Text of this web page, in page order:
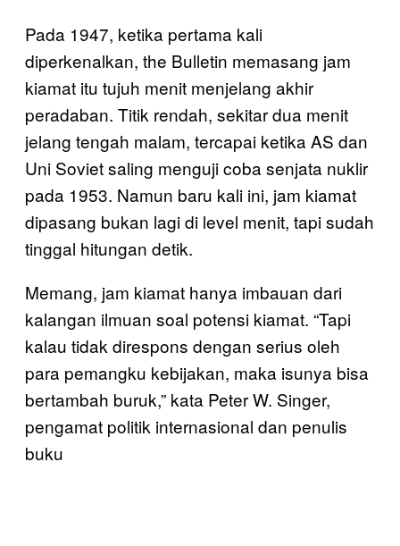
Pada 1947, ketika pertama kali
diperkenalkan, the Bulletin memasang jam
kiamat itu tujuh menit menjelang akhir
peradaban. Titik rendah, sekitar dua menit
jelang tengah malam, tercapai ketika AS dan
Uni Soviet saling menguji coba senjata nuklir
pada 1953. Namun baru kali ini, jam kiamat
dipasang bukan lagi di level menit, tapi sudah
tinggal hitungan detik.
Memang, jam kiamat hanya imbauan dari
kalangan ilmuan soal potensi kiamat. “Tapi
kalau tidak direspons dengan serius oleh
para pemangku kebijakan, maka isunya bisa
bertambah buruk,” kata Peter W. Singer,
pengamat politik internasional dan penulis
buku